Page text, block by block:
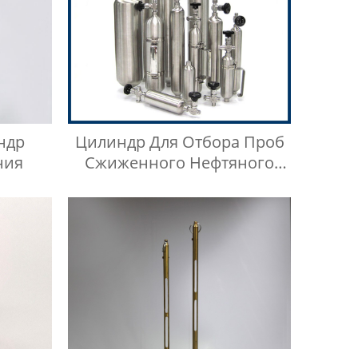
Цилиндр Для Отбора Проб
Сжиженного Нефтяного
Нержавеющей Стали 316SS